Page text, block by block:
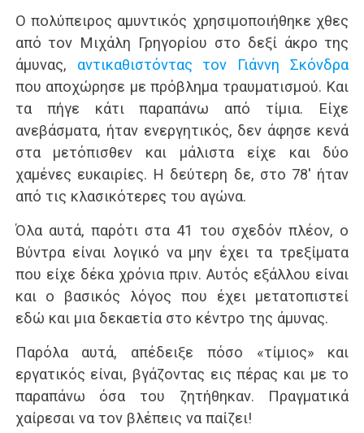
Ο πολύπειρος αμυντικός χρησιμοποιήθηκε χθες
από τον Μιχάλη Γρηγορίου στο δεξί άκρο της
άμυνας, αντικαθιστόντας τον Γιάννη Σκόνδρα
που αποχώρησε με πρόβλημα τραυματισμού. Και
τα πήγε κάτι παραπάνω από τίμια. Είχε
ανεβάσματα, ήταν ενεργητικός, δεν άφησε κενά
στα μετόπισθεν και μάλιστα είχε και δύο
χαμένες ευκαιρίες. Η δεύτερη δε, στο 78′ ήταν
από τις κλασικότερες του αγώνα.
Όλα αυτά, παρότι στα 41 του σχεδόν πλέον, ο
Βύντρα είναι λογικό να μην έχει τα τρεξίματα
που είχε δέκα χρόνια πριν. Αυτός εξάλλου είναι
και ο βασικός λόγος που έχει μετατοπιστεί
εδώ και μια δεκαετία στο κέντρο της άμυνας.
Παρόλα αυτά, απέδειξε πόσο «τίμιος» και
εργατικός είναι, βγάζοντας εις πέρας και με το
παραπάνω όσα του ζητήθηκαν. Πραγματικά
χαίρεσαι να τον βλέπεις να παίζει!